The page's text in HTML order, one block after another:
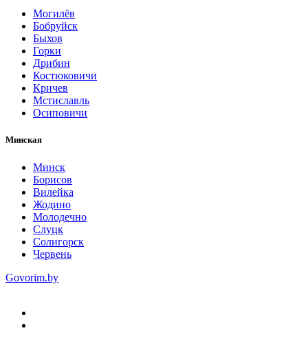
Могилёв
Бобруйск
Быхов
Горки
Дрибин
Костюковичи
Кричев
Мстиславль
Осиповичи
Минская
Минск
Борисов
Вилейка
Жодино
Молодечно
Слуцк
Солигорск
Червень
Govorim.by